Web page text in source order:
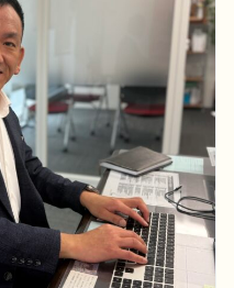
手数料が安価なクラウ